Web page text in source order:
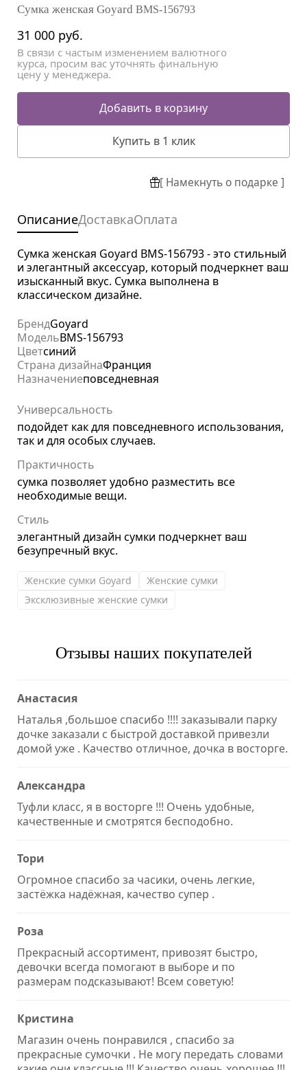
Сумка женская Goyard BMS-156793
31 000 руб.
В связи с частым изменением валютного
курса, просим вас уточнять финальную
цену у менеджера.
Добавить в корзину
Купить в 1 клик
[ Намекнуть о подарке ]
ОписаниеДоставкаОплата
Сумка женская Goyard BMS-156793 - это стильный
и элегантный аксессуар, который подчеркнет ваш
изысканный вкус. Сумка выполнена в
классическом дизайне.
БрендGoyard
МодельBMS-156793
Цветсиний
Страна дизайнаФранция
Назначениеповседневная
Универсальность
подойдет как для повседневного использования,
так и для особых случаев.
Практичность
сумка позволяет удобно разместить все
необходимые вещи.
Стиль
элегантный дизайн сумки подчеркнет ваш
безупречный вкус.
Женские сумки Goyard
Женские сумки
Эксклюзивные женские сумки
Отзывы наших покупателей
Анастасия
Наталья ,большое спасибо !!!! заказывали парку
дочке заказали с быстрой доставкой привезли
домой уже . Kачество отличное, дочка в восторге.
Александра
Туфли класс, я в восторге !!! Очень удобные,
качественные и смотрятся бесподобно.
Тори
Огромное спасибо за часики, очень легкие,
застёжка надёжная, качество супер .
Роза
Прекрасный ассортимент, привозят быстро,
девочки всегда помогают в выборе и по
размерам подсказывают! Всем советую!
Кристина
Магазин очень понравился , спасибо за
прекрасные сумочки . Не могу передать словами